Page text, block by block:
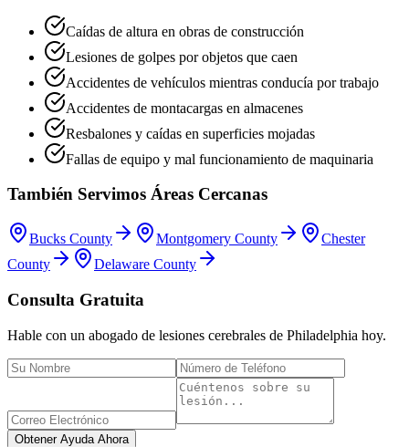
Caídas de altura en obras de construcción
Lesiones de golpes por objetos que caen
Accidentes de vehículos mientras conducía por trabajo
Accidentes de montacargas en almacenes
Resbalones y caídas en superficies mojadas
Fallas de equipo y mal funcionamiento de maquinaria
También Servimos Áreas Cercanas
Bucks County Montgomery County
Chester
County
Delaware County
Consulta Gratuita
Hable con un abogado de lesiones cerebrales de Philadelphia hoy.
Obtener Ayuda Ahora